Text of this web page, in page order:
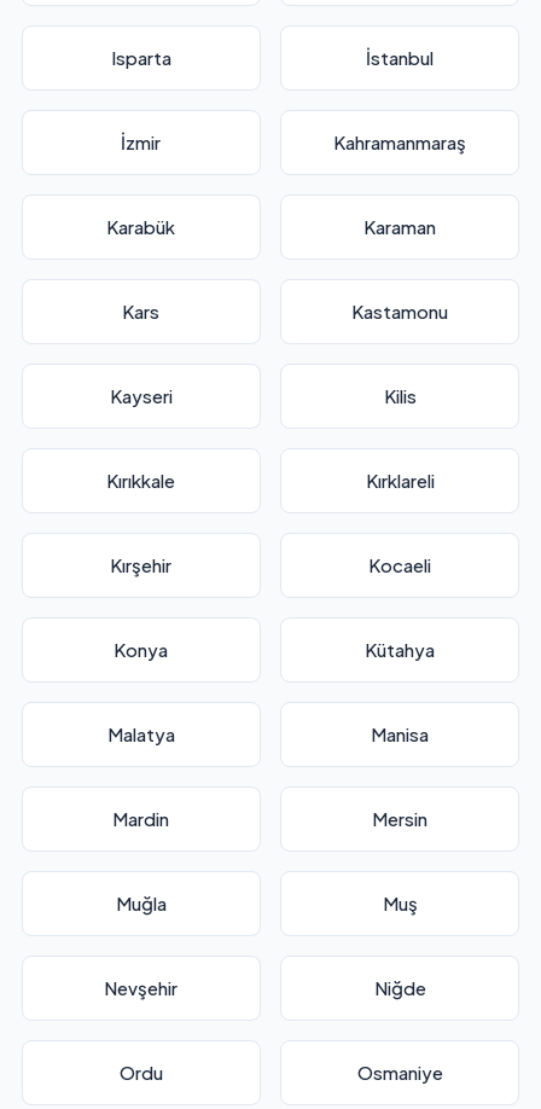
Isparta İstanbul
İzmir Kahramanmaraş
Karabük Karaman
Kars Kastamonu
Kayseri Kilis
Kırıkkale Kırklareli
Kırşehir Kocaeli
Konya Kütahya
Malatya Manisa
Mardin Mersin
Muğla Muş
Nevşehir Niğde
Ordu Osmaniye